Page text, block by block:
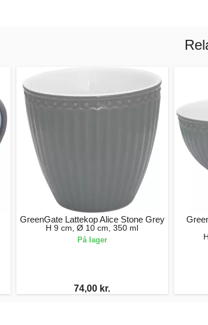
GreenGate Lattekop Alice Stone Grey
H 9 cm, Ø 10 cm, 350 ml
På lager
74,00 kr.